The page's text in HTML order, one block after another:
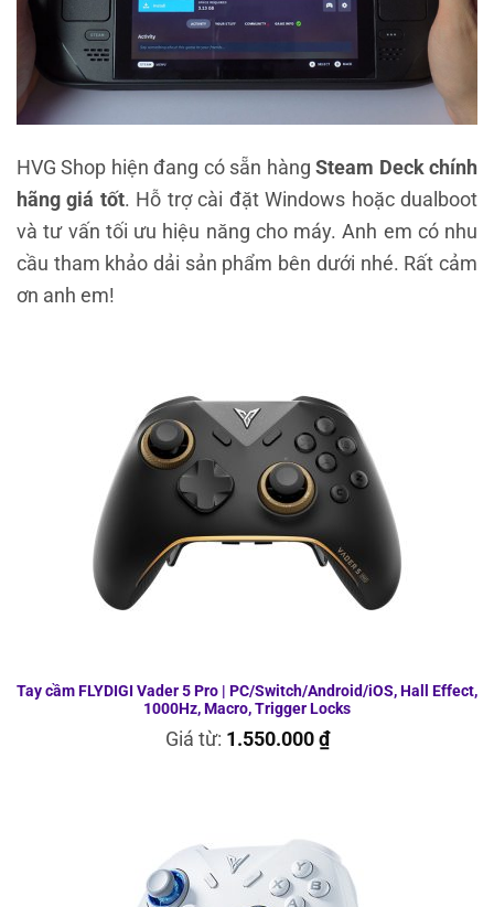
HVG Shop hiện đang có sẵn hàngSteam Deck chính
hãng giá tốt. Hỗ trợ cài đặt Windows hoặc dualboot
và tư vấn tối ưu hiệu năng cho máy. Anh em có nhu
cầu tham khảo dải sản phẩm bên dưới nhé. Rất cảm
ơn anh em!
Tay cầm FLYDIGI Vader 5 Pro | PC/Switch/Android/iOS, Hall Effect,
1000Hz, Macro, Trigger Locks
Giá từ: 1.550.000 ₫